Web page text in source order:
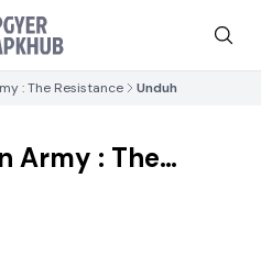
: The Resistance Unduh
Army : The